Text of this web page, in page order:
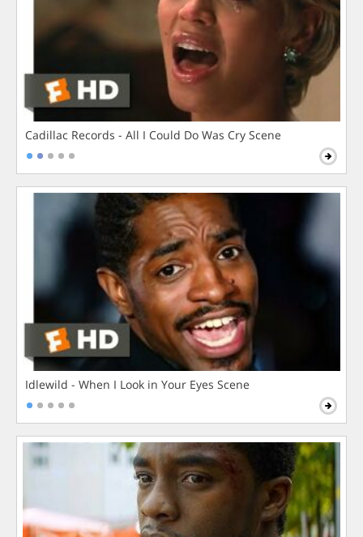
Cadillac Records - All I Could Do Was Cry Scene
Idlewild - When I Look in Your Eyes Scene